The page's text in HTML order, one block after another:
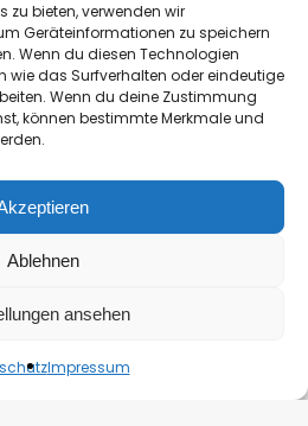
zu bieten, verwenden wir
Geräteinformationen zu speichern
Wenn du diesen Technologien
wie das Surfverhalten oder eindeutige
Wenn du deine Zustimmung
können bestimmte Merkmale und
Ablehnen
ansehen
Impressum